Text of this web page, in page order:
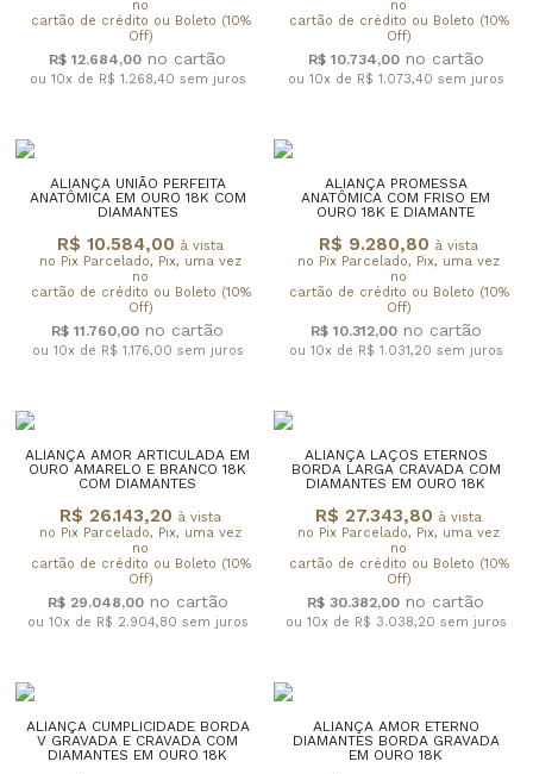
no
cartão de crédito ou Boleto (10%
Off)
R$ 12.684,00
ou 10x de R$ 1.268,40 sem juros
no
cartão de crédito ou Boleto (10%
Off)
R$ 10.734,00
ou 10x de R$ 1.073,40 sem juros
ALIANÇA UNIÃO PERFEITA
ANATÔMICA EM OURO 18K COM
DIAMANTES
R$ 10.584,00 à vista
no Pix Parcelado, Pix, uma vez
no
cartão de crédito ou Boleto (10%
Off)
R$ 11.760,00
ou 10x de R$ 1.176,00 sem juros
ALIANÇA PROMESSA
ANATÔMICA COM FRISO EM
OURO 18K E DIAMANTE
R$ 9.280,80 à vista
no Pix Parcelado, Pix, uma vez
no
cartão de crédito ou Boleto (10%
Off)
R$ 10.312,00
ou 10x de R$ 1.031,20 sem juros
ALIANÇA AMOR ARTICULADA EM
OURO AMARELO E BRANCO 18K
COM DIAMANTES
R$ 26.143,20 à vista
no Pix Parcelado, Pix, uma vez
no
cartão de crédito ou Boleto (10%
Off)
R$ 29.048,00
ou 10x de R$ 2.904,80 sem juros
ALIANÇA LAÇOS ETERNOS
BORDA LARGA CRAVADA COM
DIAMANTES EM OURO 18K
R$ 27.343,80 à vista
no Pix Parcelado, Pix, uma vez
no
cartão de crédito ou Boleto (10%
Off)
R$ 30.382,00
ou 10x de R$ 3.038,20 sem juros
ALIANÇA CUMPLICIDADE BORDA
V GRAVADA E CRAVADA COM
DIAMANTES EM OURO 18K
ALIANÇA AMOR ETERNO
DIAMANTES BORDA GRAVADA
EM OURO 18K